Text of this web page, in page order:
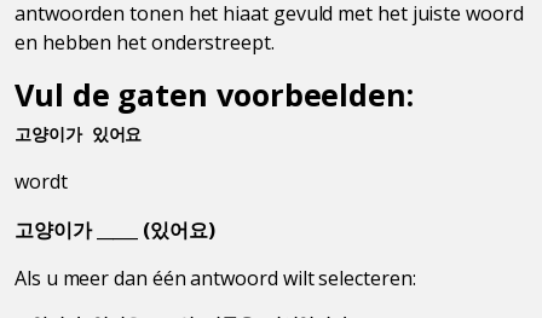
antwoorden tonen het hiaat gevuld met het juiste woord
en hebben het onderstreept.
Vul de gaten voorbeelden:
고양이가 있어요
wordt
고양이가 _____ (있어요)
Als u meer dan één antwoord wilt selecteren: